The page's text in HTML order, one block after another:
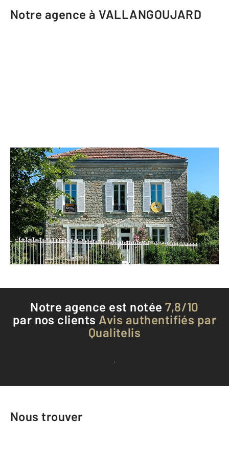
Notre agence à VALLANGOUJARD
CENTURY 21 Osmose
6 rue de Pontoise
VALLANGOUJARD - 95810
Envoyer un message
Téléphoner à l'agence
Notre agence est notée7,8/10
par nos clients Avis authentifiés par
Qualitelis
Voir tous les avis clients
Nous trouver